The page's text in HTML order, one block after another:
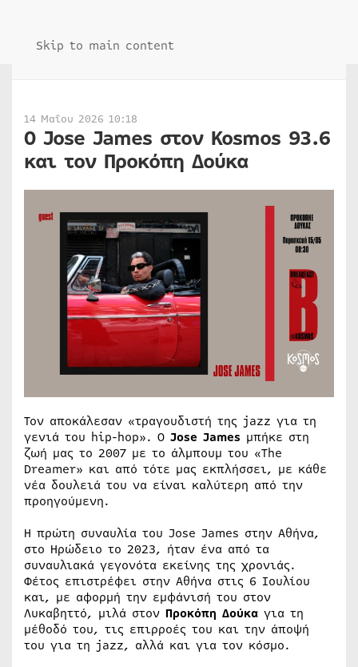
Skip to main content
14 Μαΐου 2026 10:18
Ο Jose James στον Kosmos 93.6
και τον Προκόπη Δούκα
Τον αποκάλεσαν «τραγουδιστή της jazz για τη
γενιά του hip-hop». Ο Jose James μπήκε στη
ζωή μας το 2007 με το άλμπουμ του «The
Dreamer» και από τότε μας εκπλήσσει, με κάθε
νέα δουλειά του να είναι καλύτερη από την
προηγούμενη.
Η πρώτη συναυλία του Jose James στην Αθήνα,
στο Ηρώδειο το 2023, ήταν ένα από τα
συναυλιακά γεγονότα εκείνης της χρονιάς.
Φέτος επιστρέφει στην Αθήνα στις 6 Ιουλίου
και, με αφορμή την εμφάνισή του στον
Λυκαβηττό, μιλά στον Προκόπη Δούκα για τη
μέθοδό του, τις επιρροές του και την άποψή
του για τη jazz, αλλά και για τον κόσμο.